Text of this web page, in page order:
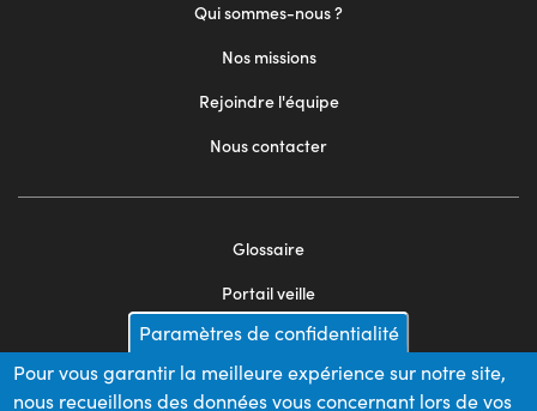
Qui sommes-nous ?
Nos missions
Rejoindre l'équipe
Nous contacter
2
Glossaire
Portail veille
Mentions légales
Appels d'offres
Paramètres de confidentialité
Pour vous garantir la meilleure expérience sur notre site,
nous recueillons des données vous concernant lors de vos